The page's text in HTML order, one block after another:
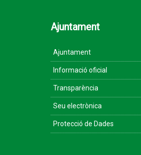
Ajuntament
Ajuntament
Informació oficial
Transparència
Seu electrònica
Protecció de Dades